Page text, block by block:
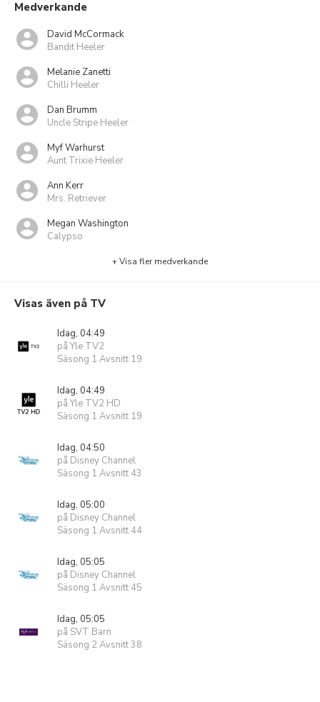
Medverkande
David McCormack
Bandit Heeler
Melanie Zanetti
Chilli Heeler
Dan Brumm
Uncle Stripe Heeler
Myf Warhurst
Aunt Trixie Heeler
Ann Kerr
Mrs. Retriever
Megan Washington
Calypso
+ Visa fler medverkande
Visas även på TV
Idag, 04:49
på Yle TV2
Säsong 1 Avsnitt 19
Idag, 04:49
på Yle TV2 HD
Säsong 1 Avsnitt 19
Idag, 04:50
på Disney Channel
Säsong 1 Avsnitt 43
Idag, 05:00
på Disney Channel
Säsong 1 Avsnitt 44
Idag, 05:05
på Disney Channel
Säsong 1 Avsnitt 45
Idag, 05:05
på SVT Barn
Säsong 2 Avsnitt 38